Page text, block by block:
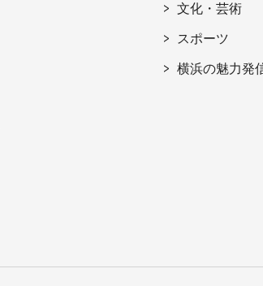
文化・芸術
スポーツ
横浜の魅力発